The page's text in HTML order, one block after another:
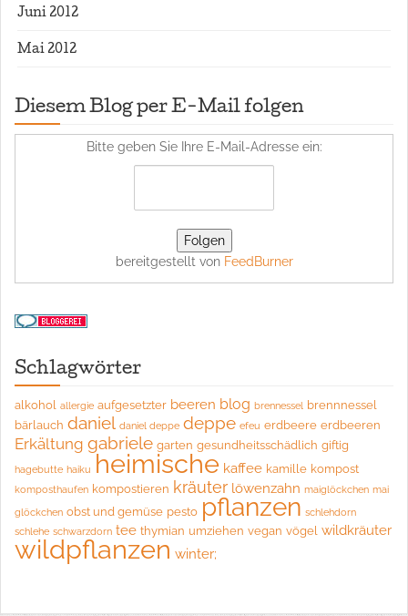
Juni 2012
Mai 2012
Diesem Blog per E-Mail folgen
Bitte geben Sie Ihre E-Mail-Adresse ein:
bereitgestellt von FeedBurner
Schlagwörter
alkohol allergie aufgesetzter beeren blog brennessel brennnessel
bärlauch daniel daniel deppe deppe efeu erdbeere erdbeeren
Erkältung gabriele garten gesundheitsschädlich giftig
hagebutte haiku heimische kaffee kamille kompost
komposthaufen kompostieren kräuter löwenzahn maiglöckchen mai
glöckchen obst und gemüse pesto pflanzen schlehdorn
schlehe schwarzdorn tee thymian umziehen vegan vögel wildkräuter
wildpflanzen winter;